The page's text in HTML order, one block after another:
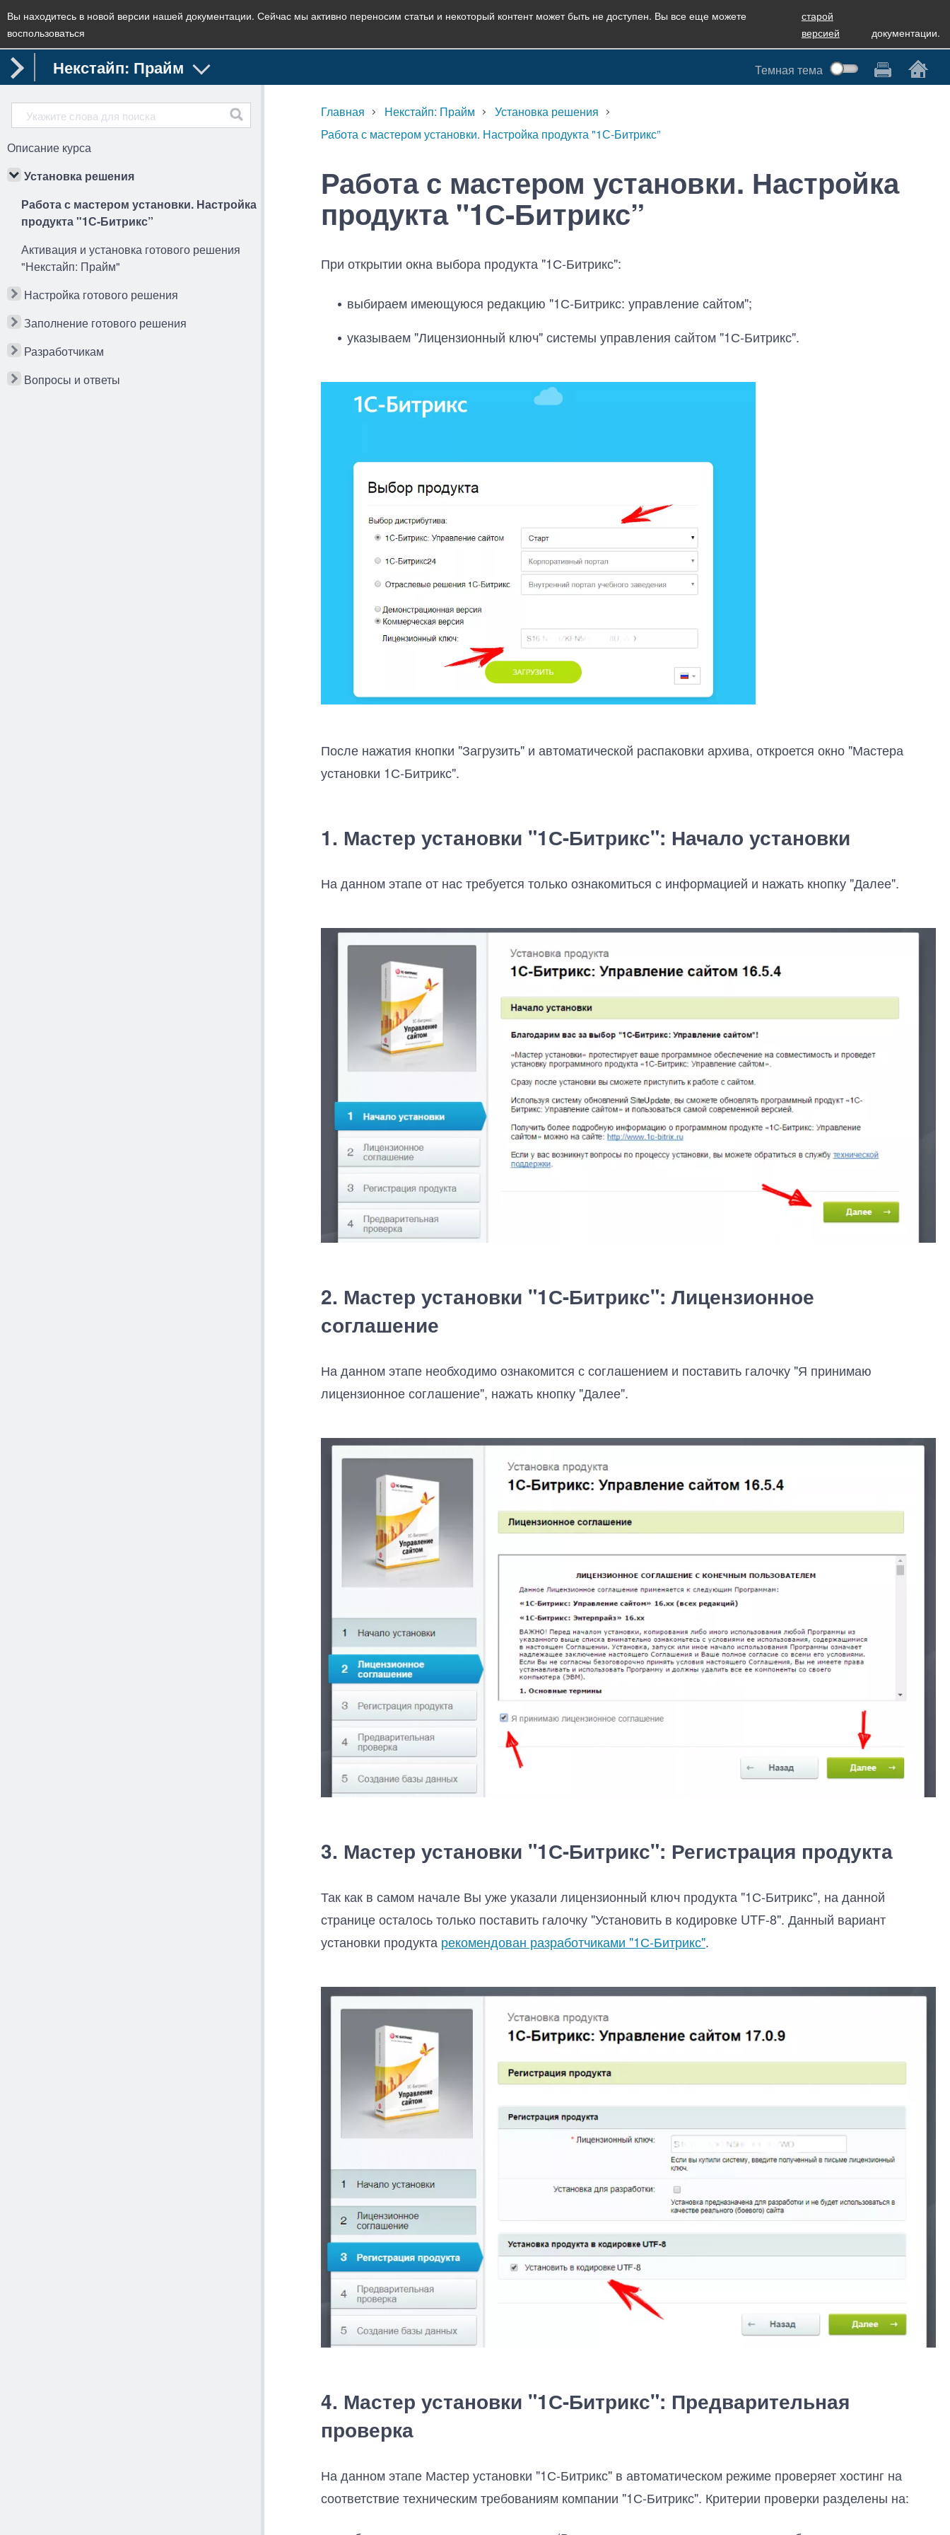
Вы находитесь в новой версии нашей документации. Сейчас мы активно переносим статьи и некоторый контент может быть не доступен. Вы все еще можете
воспользоваться
старой
версией
документации.
Некстайп: Прайм Темная тема
Описание курса
Установка решения
Работа с мастером установки. Настройка
продукта "1С-Битрикс”
Активация и установка готового решения
"Некстайп: Прайм"
Настройка готового решения
Заполнение готового решения
Разработчикам
Вопросы и ответы
Главная Некстайп: Прайм
Установка решения
Работа с мастером установки. Настройка продукта "1С-Битрикс”
Работа с мастером установки. Настройка
продукта "1С-Битрикс”
При открытии окна выбора продукта "1С-Битрикс":
выбираем имеющуюся редакцию "1С-Битрикс: управление сайтом";
указываем "Лицензионный ключ" системы управления сайтом "1С-Битрикс".
После нажатия кнопки "Загрузить" и автоматической распаковки архива, откроется окно "Мастера
установки 1С-Битрикс".
1. Мастер установки "1С-Битрикс": Начало установки
На данном этапе от нас требуется только ознакомиться с информацией и нажать кнопку "Далее".
2. Мастер установки "1С-Битрикс": Лицензионное
соглашение
На данном этапе необходимо ознакомится с соглашением и поставить галочку "Я принимаю
лицензионное соглашение", нажать кнопку "Далее".
3. Мастер установки "1С-Битрикс": Регистрация продукта
Так как в самом начале Вы уже указали лицензионный ключ продукта "1С-Битрикс", на данной
странице осталось только поставить галочку "Установить в кодировке UTF-8". Данный вариант
установки продукта рекомендован разработчиками "1С-Битрикс".
4. Мастер установки "1С-Битрикс": Предварительная
проверка
На данном этапе Мастер установки "1С-Битрикс" в автоматическом режиме проверяет хостинг на
соответствие техническим требованиям компании "1С-Битрикс". Критерии проверки разделены на: